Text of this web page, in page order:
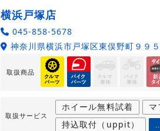
横浜戸塚店
045-858-5678
神奈川県横浜市戸塚区東俣野町９９５
取扱商品
取扱サービス
ホイール無料試着
マ
持込取付（uppit）